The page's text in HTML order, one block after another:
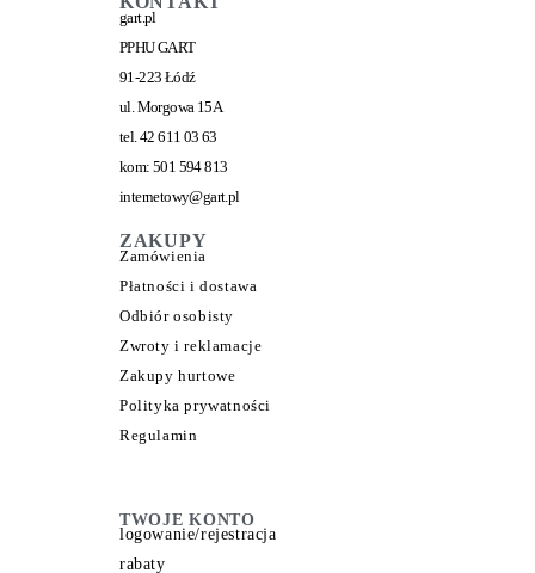
gart.pl
PPHU GART
91-223 Łódź
ul. Morgowa 15A
tel. 42 611 03 63
kom: 501 594 813
internetowy@gart.pl
ZAKUPY
Zamówienia
Płatności i dostawa
Odbiór osobisty
Zwroty i reklamacje
Zakupy hurtowe
Polityka prywatności
Regulamin
TWOJE KONTO
logowanie/rejestracja
rabaty